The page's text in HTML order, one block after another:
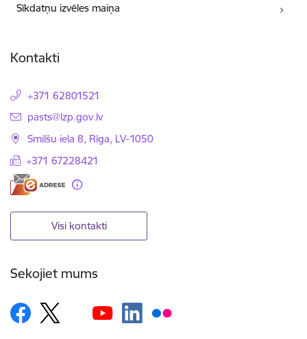
Sīkdatņu izvēles maiņa
Kontakti
+371 62801521
E-pasts:
pasts@lzp.gov.lv
Smilšu iela 8, Rīga, LV-1050
+371 67228421
Visi kontakti
Sekojiet mums